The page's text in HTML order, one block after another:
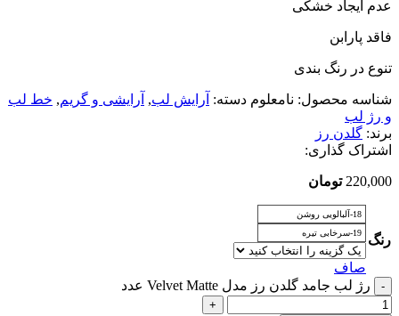
عدم ایجاد خشکی
فاقد پارابن
تنوع در رنگ بندی
شناسه محصول: نامعلوم دسته: آرایش لب, آرایشی و گریم, خط لب
و رژ لب
برند: گلدن رز
اشتراک گذاری:
220,000 تومان
رنگ
18-آلبالویی روشن
19-سرخابی تیره
صاف
رژ لب جامد گلدن رز مدل Velvet Matte عدد